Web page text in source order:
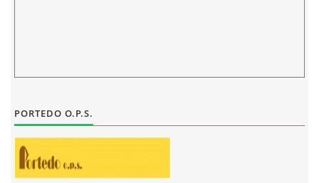
ZUŠ STAŇKOV
34561
PORTEDO O.P.S.